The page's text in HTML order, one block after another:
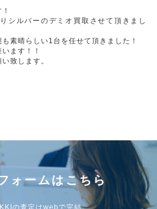
シルバーのデミオ買取させて頂きまし
素晴らしい1台を任せて頂きました！
ます！！
致します。
ォームはこちら